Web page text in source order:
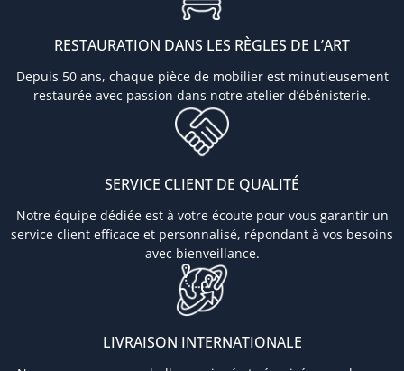
RESTAURATION DANS LES RÈGLES DE L’ART
Depuis 50 ans, chaque pièce de mobilier est minutieusement
restaurée avec passion dans notre atelier d’ébénisterie.
SERVICE CLIENT DE QUALITÉ
Notre équipe dédiée est à votre écoute pour vous garantir un
service client efficace et personnalisé, répondant à vos besoins
avec bienveillance.
LIVRAISON INTERNATIONALE